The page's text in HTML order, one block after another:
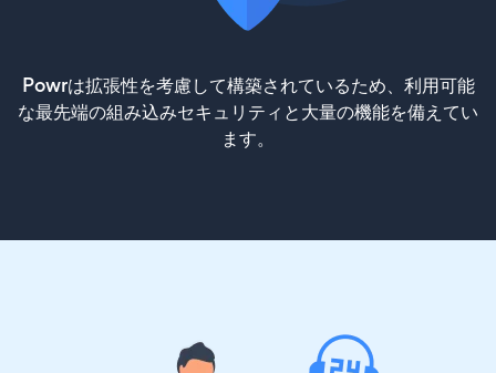
Powrは拡張性を考慮して構築されているため、利用可能
な最先端の組み込みセキュリティと大量の機能を備えてい
ます。